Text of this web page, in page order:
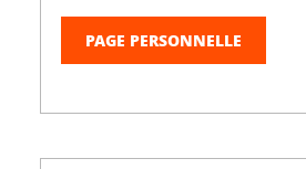
PAGE PERSONNELLE